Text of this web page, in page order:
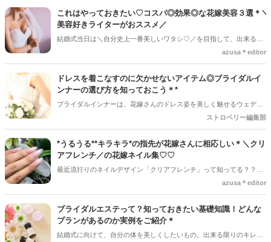
は「何から始めたらいいのか分からない・・・」なんて人もいるかも
しれません。これから結婚式を控えている人向けに、今回の記事では
結婚式に向けての美容スケジュールについてご紹介していきます♪*
これはやっておきたい♡コスパ◎効果◎な花嫁美容３選＊＼
美容好きライターがおススメ／
結婚式当日は＼自分史上一番美しいワタシ♡／を目指して、出来る限
りの努力をしたい！という意気込みですよね♪ 最近は美容技術もどん
と思うほどたくさんの施術方法が存在します＊ 今回は、これまでに
様々な施術・エステを試してきた美容好きの私が是非おススメしたい
【花嫁美容】をご紹介していきます◎
azusa＊editor
ドレスを着こなすのに欠かせないアイテム◎ブライダルイ
ンナーの選び方を知っておこう＊*
ブライダルインナーは、花嫁さんのドレス姿を美しく魅せるウェディ
ングドレス専用の下着のことです。デコルテやウエストを絞り、ドレ
た、ドレスは使われている布の重さからドレス自体の重みで形が崩れ
てしまうので、ボーン素材が入っていると形を支える役割をしてくれ
るんです＊
ストロベリー編集部
*うるうる**キラキラ*の指先が花嫁さんに相応しい＊＼クリ
アフレンチ／の花嫁ネイル集♡♡
最近流行りのネイルデザイン「クリアフレンチ」って知ってる？？♡
フレンチラインが自爪の先端にくるので、指がキレイに見えるのも、
は、春夏のブライダルネイルにぴったり◎
azusa＊editor
ブライダルエステって？知っておきたい基礎知識！どんな
プランがあるのか実例をご紹介＊
結婚式に向けて、自分の体を美しくしたいもの。出来る限りのキレイ